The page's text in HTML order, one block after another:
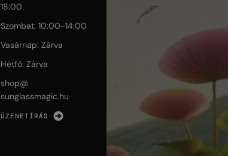
18:00
Szombat: 10:00-14:00
Vasárnap: Zárva
Hétfő: Zárva
shop@
sunglassmagic.hu
ÜZENETÍRÁS